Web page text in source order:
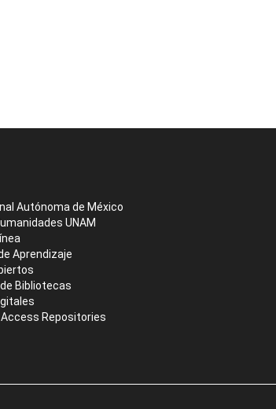
Autónoma de México
UNAM
Aprendizaje
Bibliotecas
Repositories